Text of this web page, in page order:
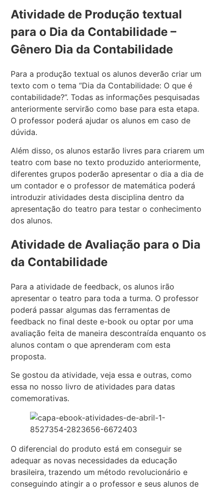
Atividade de Produção textual
para o Dia da Contabilidade –
Gênero Dia da Contabilidade
Para a produção textual os alunos deverão criar um
texto com o tema “Dia da Contabilidade: O que é
contabilidade?”. Todas as informações pesquisadas
anteriormente servirão como base para esta etapa.
O professor poderá ajudar os alunos em caso de
dúvida.
Além disso, os alunos estarão livres para criarem um
teatro com base no texto produzido anteriormente,
diferentes grupos poderão apresentar o dia a dia de
um contador e o professor de matemática poderá
introduzir atividades desta disciplina dentro da
apresentação do teatro para testar o conhecimento
dos alunos.
Atividade de Avaliação para o Dia
da Contabilidade
Para a atividade de feedback, os alunos irão
apresentar o teatro para toda a turma. O professor
poderá passar algumas das ferramentas de
feedback no final deste e-book ou optar por uma
avaliação feita de maneira descontraída enquanto os
alunos contam o que aprenderam com esta
proposta.
Se gostou da atividade, veja essa e outras, como
essa no nosso livro de atividades para datas
comemorativas.
O diferencial do produto está em conseguir se
adequar as novas necessidades da educação
brasileira, trazendo um método revolucionário e
conseguindo atingir a o professor e seus alunos de